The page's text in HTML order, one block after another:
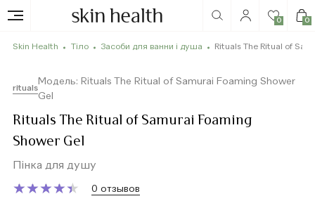
0 0
Skin Health Тіло Засоби для ванни і душа Rituals The Ritual of
rituals
Модель: Rituals The Ritual of Samurai Foaming Shower
Gel
Rituals The Ritual of Samurai Foaming
Shower Gel
Пінка для душу
★
★★
★★
★★
★★
★ 0 отзывов